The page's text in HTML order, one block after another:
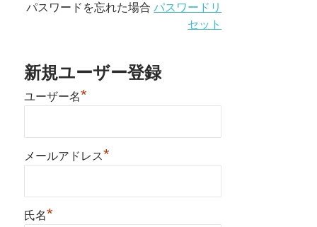
パスワードを忘れた場合パスワードリ
セット
新規ユーザー登録
ユーザー名*
メールアドレス*
氏名*